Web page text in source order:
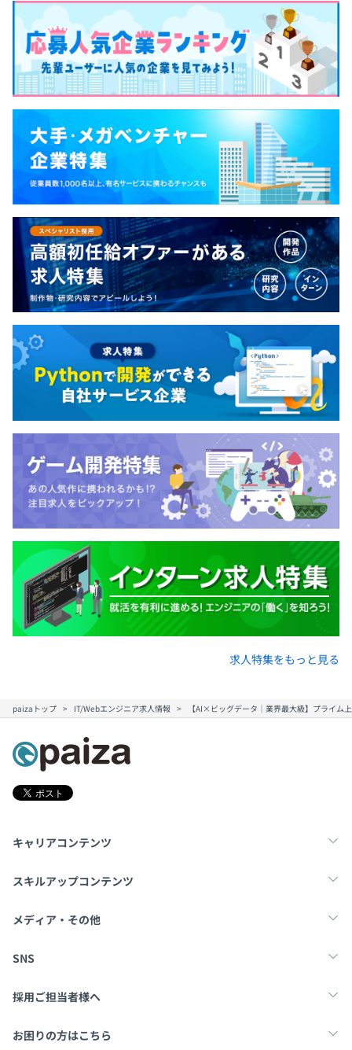
AI×AR技術とGPS機能を組み合わせ、お気に入りの街を
散策しながら、スマホで街並みにカメラをかざすだけで、
現在地周辺の部屋や物件情報を手早く直感的に探せるアプ
リ。その街での暮らしをイメージしながら住まい探しがで
きるので、従来の検索軸中心の家探しに足りなかった「安
心」と「喜び」を同時に得られる、これまでにないユーザ
ー体験を提供しています。
「クリエイターの日」
希望する社員が通常業務の枠を離れて、業務時間の
10%（3ヵ月に７営業日まで）を使い、自分の関心のある
領域や新たな技術や手法に取り組める機会。同期でアプリ
開発したり、社内競技プログラミング大会を開催したりと
幅広く活用されています。
「クリエイティブアワード」
クリエイターのモチベーションアップやスキル共有を目的
に、全社のプロジェクトの中から社員の投票でグランプリ
を決定するアワードを開催。
「創民祭（そうみんさい）」
業務や「クリエイターの日」、プライベートで創った物な
ど、公私を問わず社員が創作したプロダクトを、お酒を飲
んだり、ピザやお寿司を食べながらお披露目するエンジニ
アのお祭り。
「キャリアクリニック」
社内のスペシャリストやマネジャーと、キャリアの話から
技術の話まで様々なことを対話しながら学びに活かせる機
会で、特に若手社員に好評です。
プロジェクトごとに選択、オブジェクト指向、アジャイ
ル、スクラム、ペアプロ、グローバルチーム（多国籍メン
バー）
無期雇用
3カ月
■elFULL（エルフル）
50歳になった社員のキャリアプランや人生設計を支援す
るプログラムです。人生100年時代を充実したものにする
ためのサポートをしています。
メンター制度の有無
あり
キャリアコンサルティング制度の有無及びその内容
■キャリアデザインシート
社員は定期的にキャリアデザインシートを作成し会社と共
有します。最終的なキャリアビジョンから逆算して5年
後、3年後の目標を定めるもので、異動意向や職種変更希
望を表明することも可能です。会社や上司と共有すること
で、やりたいことの実現に向けて近しい業務へのアサイン
やキャリア形成の支援などを受けられます。
■キャリア支援室
社員が社外、社内のキャリアアドバイザーに直接相談がで
き、迷いや悩みなくキャリアを描くことを支援するキャリ
ア支援室を提供しています。
■キャリア選択制度
社員一人ひとりの描いたキャリアを最大限に尊重・支援す
るための制度です。年に2回キャリアを見つめ直す機会を
提供し、自身のキャリアビジョンを踏まえて、経験したい
仕事・部署への異動希望を申請することができます。異動
希望を出した社員のうち約6割の異動希望が実現していま
す。
■キャリフル（グループ内兼業制度）
部署の異動を伴わない社内兼業制度「キャリフル」は、業
務時間の10％を使ってグループ会社を含む所属部署以外で
の業務を経験できる制度です。 自身のキャリア形成や成
長の機会として活用しています。キャリフルを経た後にキ
リアにチャレンジしている社員もいます。
■CaRealize（グループ外兼業届出制度）
自身の成長や会社の成長に繋がる場合には届出制で兼業を
許可しています。社員の望むキャリアの実現のために、社
外での挑戦も支援しています。相当数の社員が
「CaRealize（キャリアライズ）」というこの届出制度を
利用して兼業を行っています。
特定の業務を専門的に担当する者を広く社内から公募する
ます。
前年度の月平均所定外労働時間の実績
19.5時間
求人特集をもっと見る
paizaトップ IT/Webエンジニア求人情報 【AI×ビッグデータ｜業界最大級】プライム
キャリアコンテンツ
転職・キャリア
スキルアップコンテンツ
学習
メディア・その他
Tech Team Journal
SNS
X
採用ご担当者様へ
採用・教育をお考えの企業様へ
お困りの方はこちら